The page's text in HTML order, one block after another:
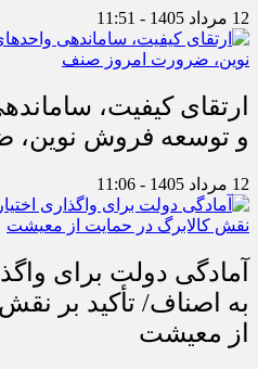
12 مرداد 1405 - 11:51
ارتقای کیفیت،
و توسعه فروش
12 مرداد 1405 - 11:06
آمادگی دولت برای
به اصناف/ تأکید بر
از معیشت